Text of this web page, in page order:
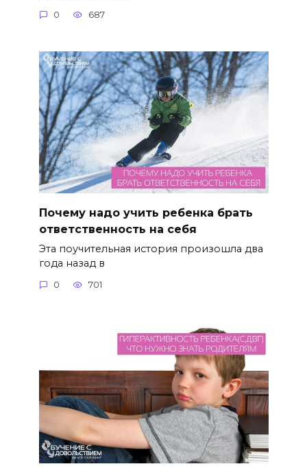
0 687
Почему надо учить ребенка брать
ответственность на себя
Эта поучительная история произошла два
года назад в
0 701